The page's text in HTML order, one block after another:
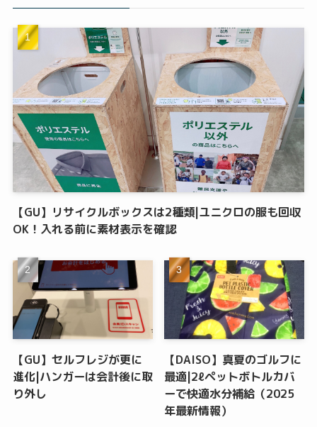
【GU】リサイクルボックスは2種類|ユニクロの服も回収
OK！入れる前に素材表示を確認
【GU】セルフレジが更に
進化|ハンガーは会計後に取
り外し
【DAISO】真夏のゴルフに
最適|2ℓペットボトルカバ
ーで快適水分補給（2025
年最新情報）